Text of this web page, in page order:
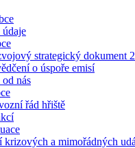
údaje
strategický dokument
o úspoře emisí
nás
řád hřiště
krizových a mimořádných